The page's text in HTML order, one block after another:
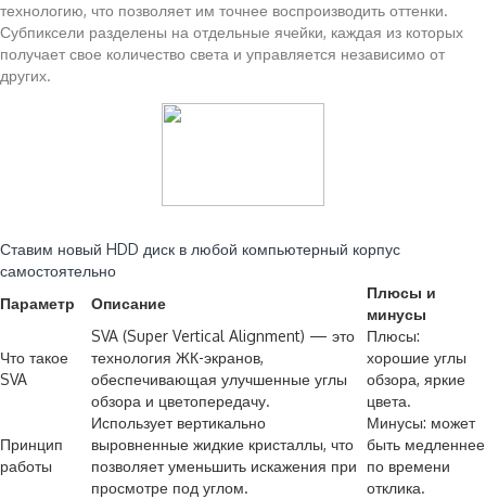
технологию, что позволяет им точнее воспроизводить оттенки.
Субпиксели разделены на отдельные ячейки, каждая из которых
получает свое количество света и управляется независимо от
других.
Ставим новый HDD диск в любой компьютерный корпус
самостоятельно
Параметр
Описание
Плюсы и
минусы
Что такое
SVA
SVA (Super Vertical Alignment) — это
технология ЖК-экранов,
обеспечивающая улучшенные углы
обзора и цветопередачу.
Плюсы:
хорошие углы
обзора, яркие
цвета.
Принцип
работы
Использует вертикально
выровненные жидкие кристаллы, что
позволяет уменьшить искажения при
просмотре под углом.
Минусы: может
быть медленнее
по времени
отклика.